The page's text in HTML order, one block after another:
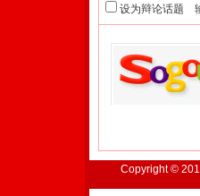
设为辩论话题
Copyright ©